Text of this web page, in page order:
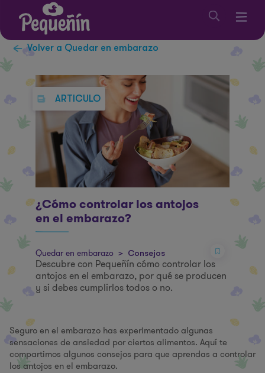
Volver a Quedar en embarazo
ARTICULO
Quedar en embarazo > Consejos
¿Cómo controlar los antojos
en el embarazo?
Descubre con Pequeñín cómo controlar los
antojos en el embarazo, por qué se producen
y si debes cumplirlos todos o no.
Seguro en el embarazo has experimentado algunas
sensaciones de ansiedad por ciertos alimentos. Aquí te
compartimos algunos consejos para que aprendas a controlar
los antojos en el embarazo.